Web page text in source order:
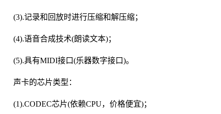
(3).记录和回放时进行压缩和解压缩；
(4).语音合成技术(朗读文本)；
(5).具有MIDI接口(乐器数字接口)。
声卡的芯片类型：
(1).CODEC芯片(依赖CPU，价格便宜)；